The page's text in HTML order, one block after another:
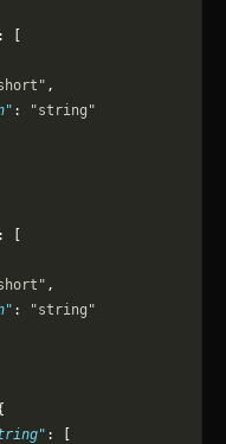
: [
,
:
"string"
: [
,
:
"string"
: [